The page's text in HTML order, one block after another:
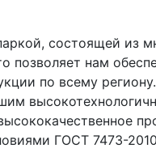
состоящей из
позволяет нам
по всему
ГОСТ 7473-